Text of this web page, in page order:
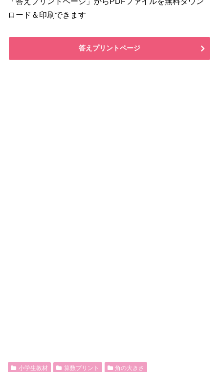
ロード＆印刷できます
答えプリントページ
小学生教材 算数プリント
角の大きさ